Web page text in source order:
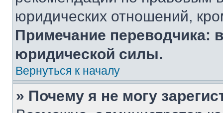
юридических отношений,
Примечание переводчика:
юридической силы.
Вернуться к началу
» Почему я не могу